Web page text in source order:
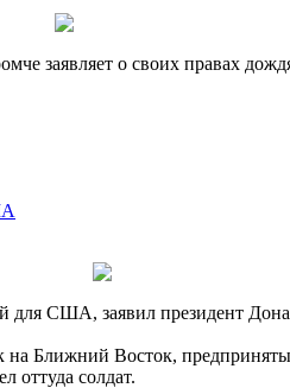
заявляет о своих правах
для США, заявил президент
Ближний Восток,
оттуда солдат.